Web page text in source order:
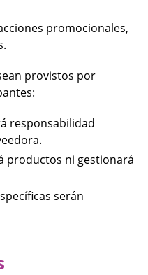
promocionales,
provistos por
responsabilidad
productos ni gestionará
serán